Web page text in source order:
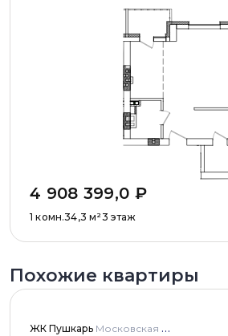
4 908 399,0 ₽
1 комн.34,3 м²3 этаж
Похожие квартиры
ЖК Пушкарь Московская область, Городской округ Пушкинский, с. Тарасовка, мкр Пушкарь, дома № 1, 2, 3